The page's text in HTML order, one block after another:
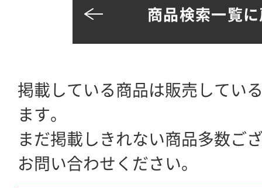
商品検索一覧
掲載している商品は販売してい
ます。
まだ掲載しきれない商品多数ご
お問い合わせください。